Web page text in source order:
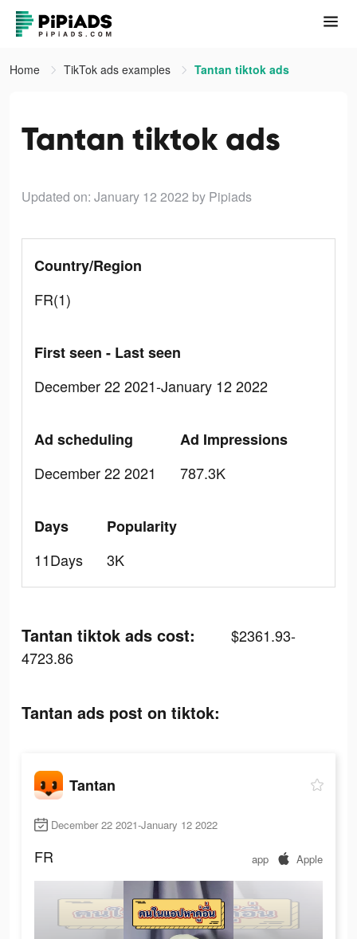
Home TikTok ads examples Tantan tiktok ads
Tantan tiktok ads
Updated on: January 12 2022 by Pipiads
Country/Region
FR(1)
First seen - Last seen
December 22 2021-January 12 2022
Ad scheduling
December 22 2021
Ad Impressions
787.3K
Days
11Days
Popularity
3K
Tantan tiktok ads cost:
$2361.93-
4723.86
Tantan ads post on tiktok:
Tantan
December 22 2021-January 12 2022
FR app Apple